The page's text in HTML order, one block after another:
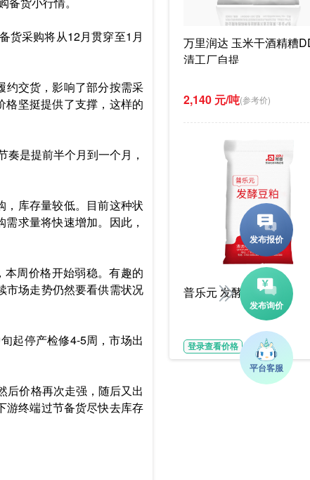
货采购将从12月贯穿至1月
约交货，影响了部分按需采
格坚挺提供了支撑，这样的
是提前半个月到一个月，
库存量较低。目前这种状
求量将快速增加。因此，
本周价格开始弱稳。有趣的
市场走势仍然要看供需状况
起停产检修4-5周，市场出
后价格再次走强，随后又出
游终端过节备货尽快去库存
万里润达 玉米干酒精糟
清工厂自提
2,140 元/吨(参考价)
普乐元 发酵豆粕
登录查看价格